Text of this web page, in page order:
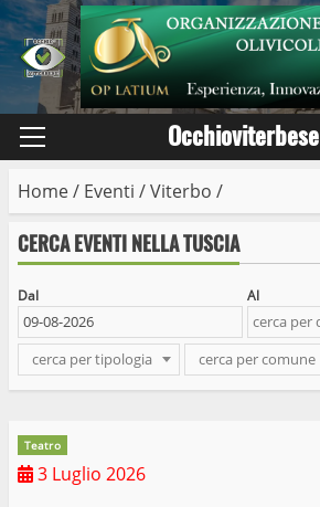
Skip
to
content
Primary
Occhioviterbese
Home/ Eventi /Viterbo /
CERCA EVENTI NELLA TUSCIA
Dal Al
cerca per tipologia cerca per comune
Teatro
3 Luglio 2026